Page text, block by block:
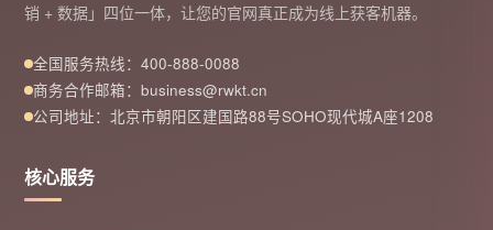
销 + 数据」四位一体，让您的官网真正成为线上获客机器。
全国服务热线：400-888-0088
商务合作邮箱：business@rwkt.cn
公司地址：北京市朝阳区建国路88号SOHO现代城A座1208
核心服务